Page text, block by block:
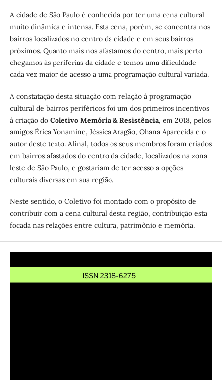
A cidade de São Paulo é conhecida por ter uma cena cultural
muito dinâmica e intensa. Esta cena, porém, se concentra nos
bairros localizados no centro da cidade e em seus bairros
próximos. Quanto mais nos afastamos do centro, mais perto
chegamos às periferias da cidade e temos uma dificuldade
cada vez maior de acesso a uma programação cultural variada.
A constatação desta situação com relação à programação
cultural de bairros periféricos foi um dos primeiros incentivos
à criação do Coletivo Memória & Resistência, em 2018, pelos
amigos Érica Yonamine, Jéssica Aragão, Ohana Aparecida e o
autor deste texto. Afinal, todos os seus membros foram criados
em bairros afastados do centro da cidade, localizados na zona
leste de São Paulo, e gostariam de ter acesso a opções
culturais diversas em sua região.
Neste sentido, o Coletivo foi montado com o propósito de
contribuir com a cena cultural desta região, contribuição esta
focada nas relações entre cultura, patrimônio e memória.